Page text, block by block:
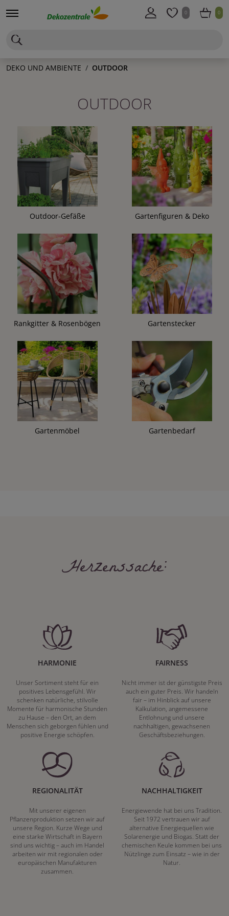
0 0
DEKO UND AMBIENTE OUTDOOR
OUTDOOR
Outdoor-Gefäße Gartenfiguren & Deko
Rankgitter & Rosenbögen Gartenstecker
Gartenmöbel Gartenbedarf
Herzenssache:
HARMONIE
Unser Sortiment steht für ein
positives Lebensgefühl. Wir
schenken natürliche, stilvolle
Momente für harmonische Stunden
zu Hause – den Ort, an dem
Menschen sich geborgen fühlen und
positive Energie schöpfen.
FAIRNESS
Nicht immer ist der günstigste Preis
auch ein guter Preis. Wir handeln
fair – im Hinblick auf unsere
Kalkulation, angemessene
Entlohnung und unsere
nachhaltigen, gewachsenen
Geschäftsbeziehungen.
REGIONALITÄT
Mit unserer eigenen
Pflanzenproduktion setzen wir auf
unsere Region. Kurze Wege und
eine starke Wirtschaft in Bayern
sind uns wichtig – auch im Handel
arbeiten wir mit regionalen oder
europäischen Manufakturen
zusammen.
NACHHALTIGKEIT
Energiewende hat bei uns Tradition.
Seit 1972 vertrauen wir auf
alternative Energiequellen wie
Solarenergie und Biogas. Statt der
chemischen Keule kommen bei uns
Nützlinge zum Einsatz – wie in der
Natur.